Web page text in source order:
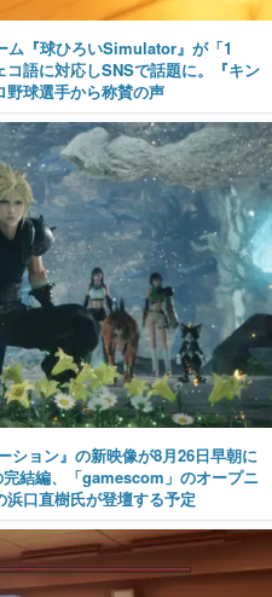
ム『球ひろいSimulator』が「1
語に対応しSNSで話題に。『キン
野球選手から称賛の声
ション』の新映像が8月26日早朝に
結編、「gamescom」のオープニ
口直樹氏が登壇する予定